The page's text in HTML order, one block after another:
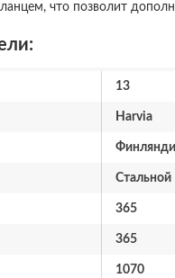
что позволит
13
Harvia
Стальной
365
365
1070